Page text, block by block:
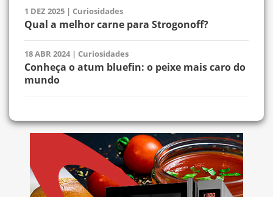
1 DEZ 2025 | Curiosidades
Qual a melhor carne para Strogonoff?
18 ABR 2024 | Curiosidades
Conheça o atum bluefin: o peixe mais caro do
mundo